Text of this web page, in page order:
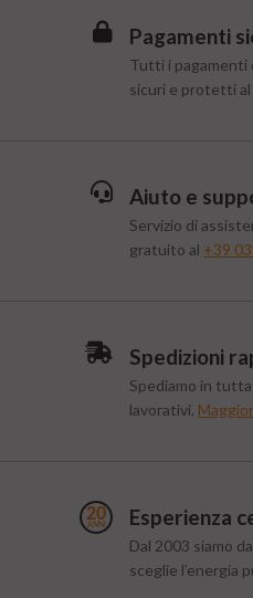
Pagamenti
Tutti i pagamenti
sicuri e protetti al
Aiuto e
Servizio di
gratuito al +39
Spedizioni
Spediamo in
lavorativi.
Esperienza
Dal 2003 siamo
sceglie l’energia